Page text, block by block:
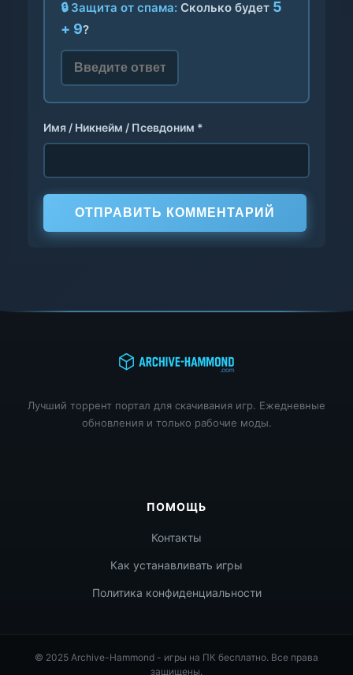
🔒 Защита от спама: Сколько будет 5
+ 9?
Имя / Никнейм / Псевдоним *
ОТПРАВИТЬ КОММЕНТАРИЙ
Лучший торрент портал для скачивания игр. Ежедневные
обновления и только рабочие моды.
ПОМОЩЬ
Контакты
Как устанавливать игры
Политика конфиденциальности
© 2025 Archive-Hammond - игры на ПК бесплатно. Все права
защищены.